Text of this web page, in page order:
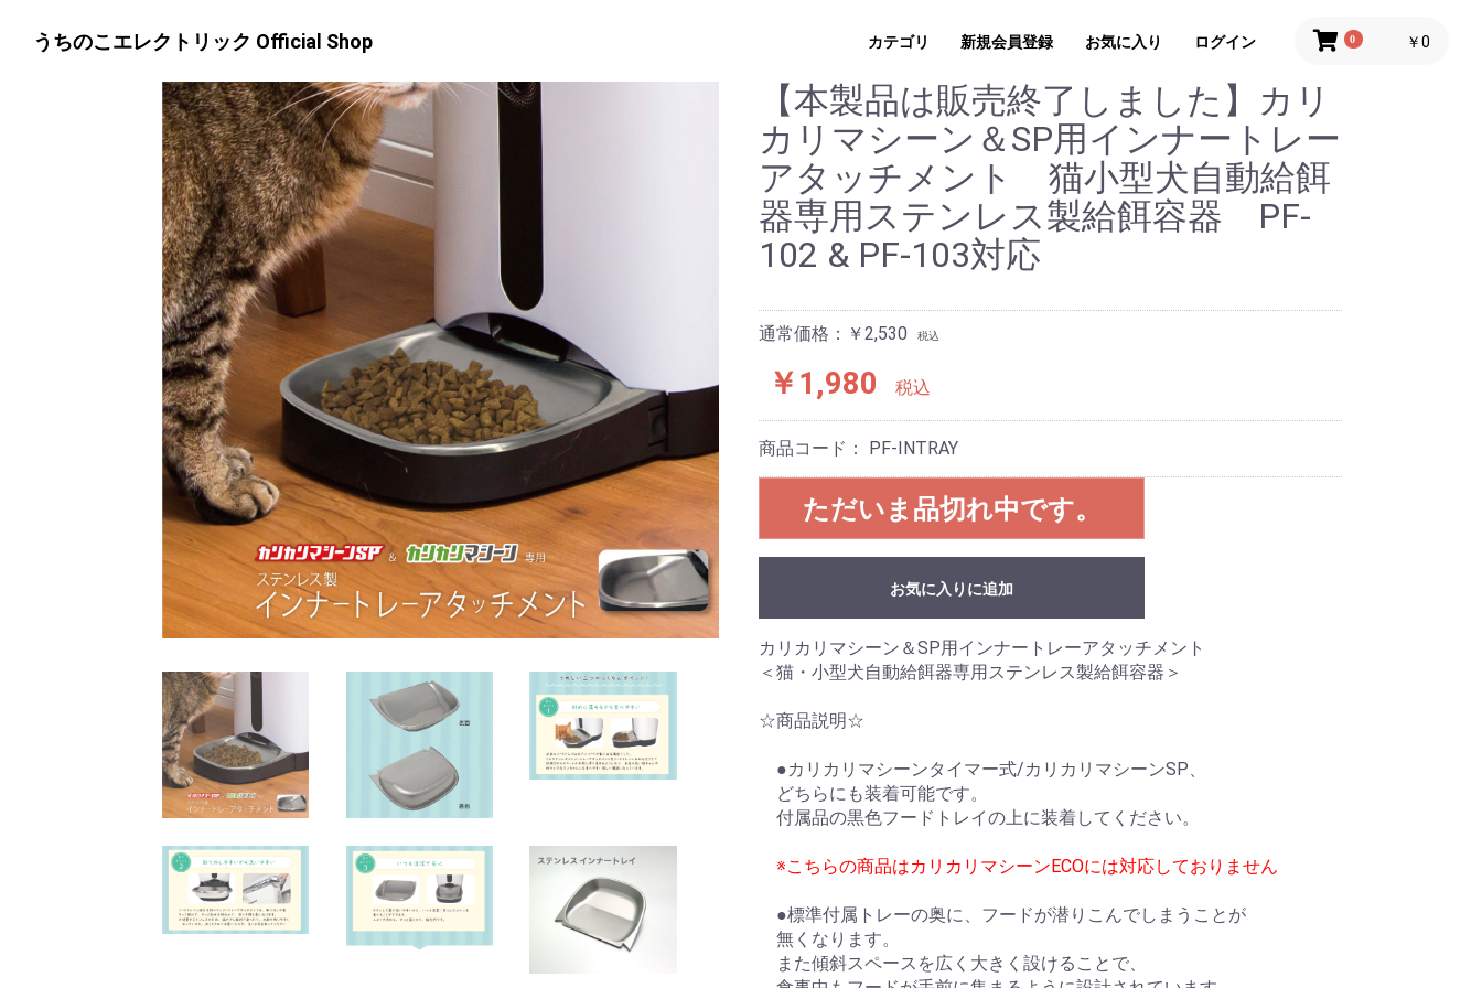
うちのこエレクトリック Official Shop カテゴリ 新規会員登録 お気に入り ログイン 0 ￥0
【本製品は販売終了しました】カリ
カリマシーン＆SP用インナートレー
アタッチメント 猫小型犬自動給餌
器専用ステンレス製給餌容器 PF-
102 & PF-103対応
通常価格：￥2,530 税込
￥1,980 税込
商品コード： PF-INTRAY
ただいま品切れ中です。
お気に入りに追加
カリカリマシーン＆SP用インナートレーアタッチメント
＜猫・小型犬自動給餌器専用ステンレス製給餌容器＞
☆商品説明☆
●カリカリマシーンタイマー式/カリカリマシーンSP、
どちらにも装着可能です。
付属品の黒色フードトレイの上に装着してください。
※こちらの商品はカリカリマシーンECOには対応しておりません
●標準付属トレーの奥に、フードが潜りこんでしまうことが
無くなります。
また傾斜スペースを広く大きく設けることで、